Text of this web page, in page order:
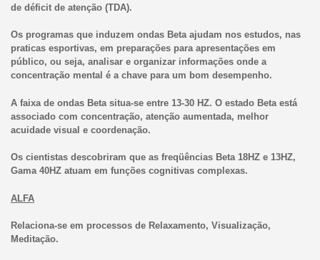
de déficit de atenção (TDA).
Os programas que induzem ondas Beta ajudam nos estudos, nas
praticas esportivas, em preparações para apresentações em
público, ou seja, analisar e organizar informações onde a
concentração mental é a chave para um bom desempenho.
A faixa de ondas Beta situa-se entre 13-30 HZ. O estado Beta está
associado com concentração, atenção aumentada, melhor
acuidade visual e coordenação.
Os cientistas descobriram que as freqüências Beta 18HZ e 13HZ,
Gama 40HZ atuam em funções cognitivas complexas.
ALFA
Relaciona-se em processos de Relaxamento, Visualização,
Meditação.